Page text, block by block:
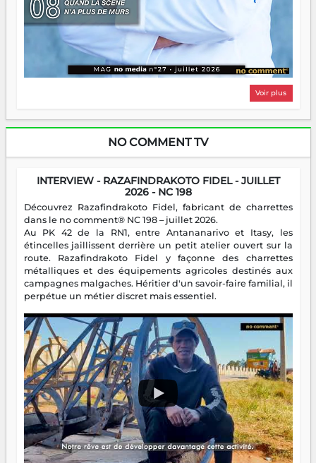
Voir plus
NO COMMENT TV
INTERVIEW - RAZAFINDRAKOTO FIDEL - JUILLET
2026 - NC 198
Découvrez Razafindrakoto Fidel, fabricant de charrettes
dans le no comment® NC 198 – juillet 2026.
Au PK 42 de la RN1, entre Antananarivo et Itasy, les
étincelles jaillissent derrière un petit atelier ouvert sur la
route. Razafindrakoto Fidel y façonne des charrettes
métalliques et des équipements agricoles destinés aux
campagnes malgaches. Héritier d'un savoir-faire familial, il
perpétue un métier discret mais essentiel.